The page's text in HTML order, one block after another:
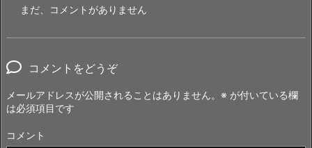
まだ、コメントがありません
コメントをどうぞ
メールアドレスが公開されることはありません。 ※ が付いている欄
は必須項目です
コメント